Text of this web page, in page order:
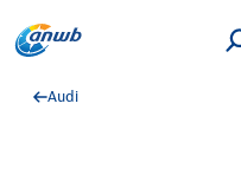
Audi